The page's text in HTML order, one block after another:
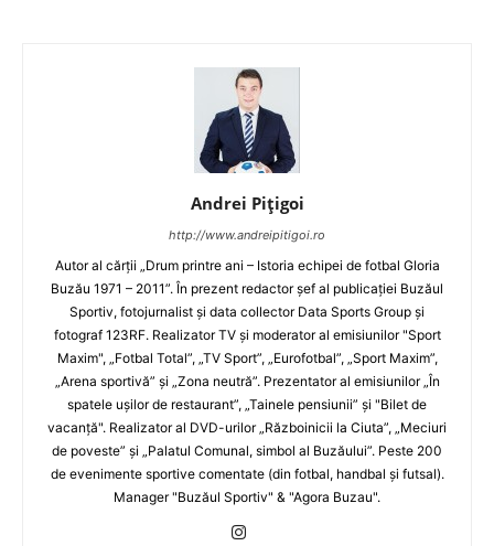
Andrei Pițigoi
http://www.andreipitigoi.ro
Autor al cărţii „Drum printre ani – Istoria echipei de fotbal Gloria
Buzău 1971 – 2011”. În prezent redactor şef al publicaţiei Buzăul
Sportiv, fotojurnalist şi data collector Data Sports Group şi
fotograf 123RF. Realizator TV şi moderator al emisiunilor "Sport
Maxim", „Fotbal Total”, „TV Sport”, „Eurofotbal”, „Sport Maxim”,
„Arena sportivă” şi „Zona neutră”. Prezentator al emisiunilor „În
spatele uşilor de restaurant”, „Tainele pensiunii” şi "Bilet de
vacanţă". Realizator al DVD-urilor „Războinicii la Ciuta”, „Meciuri
de poveste” şi „Palatul Comunal, simbol al Buzăului”. Peste 200
de evenimente sportive comentate (din fotbal, handbal şi futsal).
Manager "Buzăul Sportiv" & "Agora Buzau".